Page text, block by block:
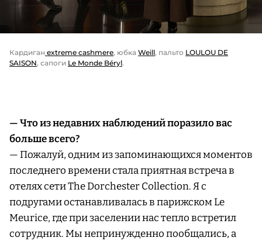
Кардиган extreme cashmere, юбка Weill, пальто LOULOU DE
SAISON, сапоги Le Monde Béryl.
— Что из недавних наблюдений поразило вас
больше всего?
— Пожалуй, одним из запоминающихся моментов
последнего времени стала приятная встреча в
отелях сети The Dorchester Collection. Я с
подругами останавливалась в парижском Le
Meurice, где при заселении нас тепло встретил
сотрудник. Мы непринужденно пообщались, а